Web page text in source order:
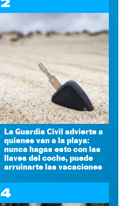
La Guardia Civil advierte a
quienes van a la playa:
nunca hagas esto con las
llaves del coche, puede
arruinarte las vacaciones
4